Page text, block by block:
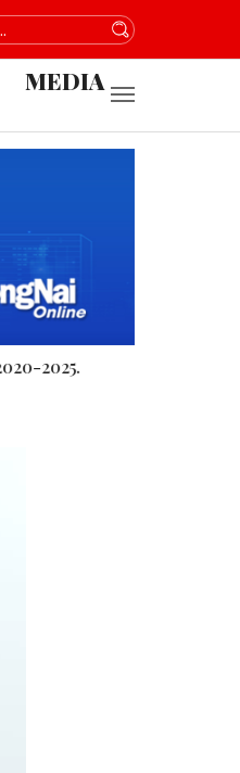
MEDIA